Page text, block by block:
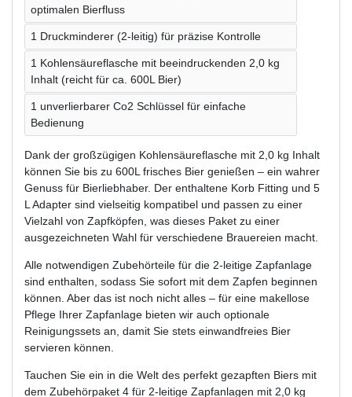
optimalen Bierfluss
1 Druckminderer (2-leitig) für präzise Kontrolle
1 Kohlensäureflasche mit beeindruckenden 2,0 kg
Inhalt (reicht für ca. 600L Bier)
1 unverlierbarer Co2 Schlüssel für einfache
Bedienung
Dank der großzügigen Kohlensäureflasche mit 2,0 kg Inhalt
können Sie bis zu 600L frisches Bier genießen – ein wahrer
Genuss für Bierliebhaber. Der enthaltene Korb Fitting und 5
L Adapter sind vielseitig kompatibel und passen zu einer
Vielzahl von Zapfköpfen, was dieses Paket zu einer
ausgezeichneten Wahl für verschiedene Brauereien macht.
Alle notwendigen Zubehörteile für die 2-leitige Zapfanlage
sind enthalten, sodass Sie sofort mit dem Zapfen beginnen
können. Aber das ist noch nicht alles – für eine makellose
Pflege Ihrer Zapfanlage bieten wir auch optionale
Reinigungssets an, damit Sie stets einwandfreies Bier
servieren können.
Tauchen Sie ein in die Welt des perfekt gezapften Biers mit
dem Zubehörpaket 4 für 2-leitige Zapfanlagen mit 2,0 kg